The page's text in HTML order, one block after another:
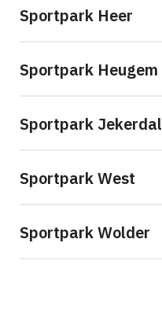
Sportpark Heer
Sportpark Heugem
Sportpark Jekerdal
Sportpark West
Sportpark Wolder